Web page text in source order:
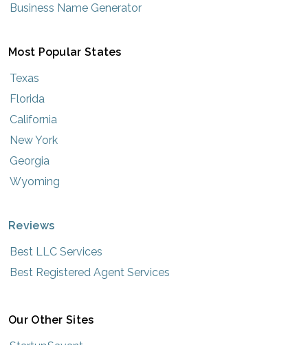
Business Name Generator
Most Popular States
Texas
Florida
California
New York
Georgia
Wyoming
Reviews
Best LLC Services
Best Registered Agent Services
Our Other Sites